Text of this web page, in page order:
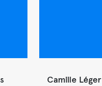
Camille Léger